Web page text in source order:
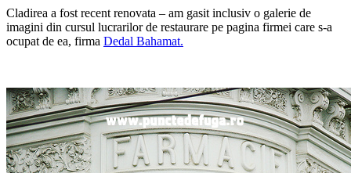
Cladirea a fost recent renovata – am gasit inclusiv o galerie de
imagini din cursul lucrarilor de restaurare pe pagina firmei care s-a
ocupat de ea, firma Dedal Bahamat.